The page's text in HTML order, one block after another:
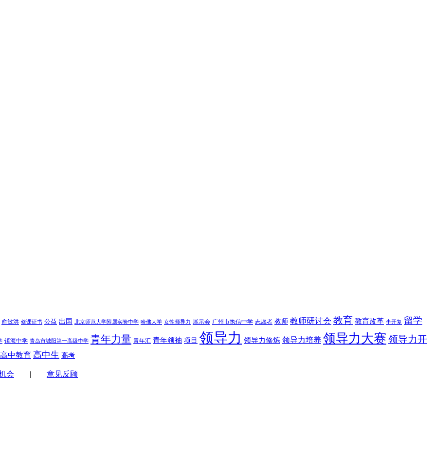
俞敏洪 修课证书 公益 出国 北京师范大学附属实验中学 哈佛大学 女性领导力 展示会 广州市执信中学 志愿者 教师 教师研讨会 教育 教育改革 李开复 留学
镇海中学 青岛市城阳第一高级中学 青年力量 青年汇 青年领袖 项目 领导力 领导力修炼 领导力培养 领导力大赛 领导力开
高中教育 高中生 高考
会 | 意见反顾